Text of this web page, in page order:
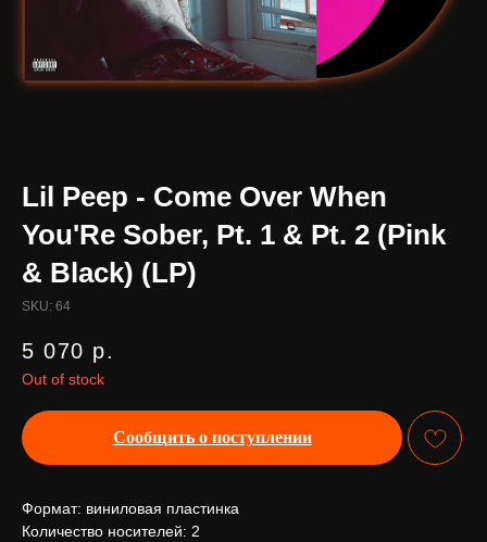
Lil Peep - Come Over When
You'Re Sober, Pt. 1 & Pt. 2 (Pink
& Black) (LP)
SKU: 64
5 070 р.
Out of stock
Сообщить о поступлении
Формат: виниловая пластинка
Количество носителей: 2